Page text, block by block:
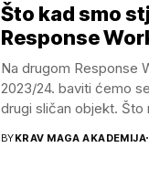
Što kad smo
Response
Na drugom Response
2023/24. baviti ćemo
drugi sličan objekt. Što
BYKRAV MAGA AKADEMIJA